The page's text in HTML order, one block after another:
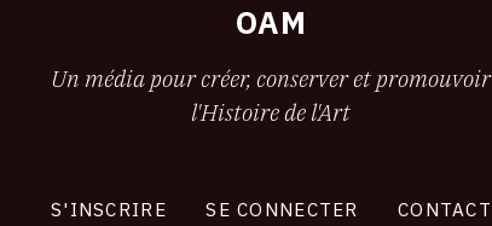
OAM
Un média pour créer, conserver et promouvoir
l'Histoire de l'Art
S'INSCRIRE SE CONNECTER CONTACT